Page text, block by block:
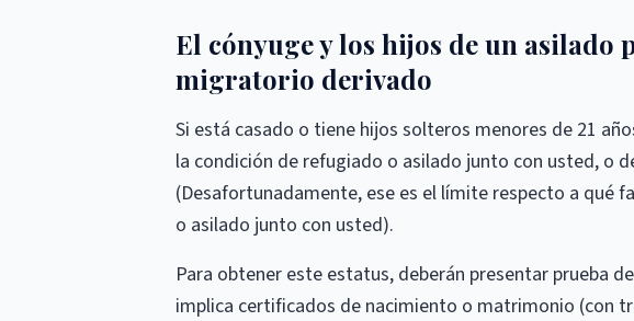
El cónyuge y los hijos de un asilado
migratorio derivado
Si está casado o tiene hijos solteros menores de 21
la condición de refugiado o asilado junto con usted, o
(Desafortunadamente, ese es el límite respecto a qué
o asilado junto con usted).
Para obtener este estatus, deberán presentar prueba
implica certificados de nacimiento o matrimonio (con